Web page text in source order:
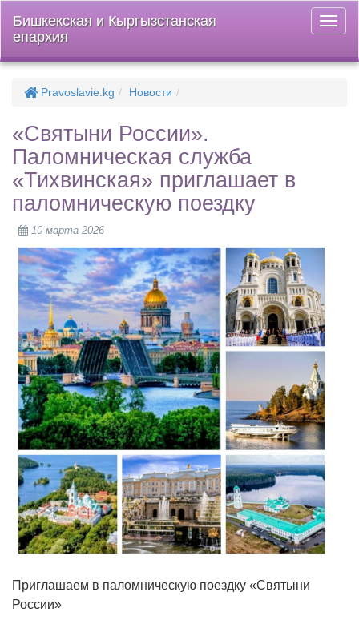
меню
Бишкекская и Кыргызстанская
епархия
Pravoslavie.kg Новости
«Святыни России».
Паломническая служба
«Тихвинская» приглашает в
паломническую поездку
10 марта 2026
Приглашаем в паломническую поездку «Святыни
России»